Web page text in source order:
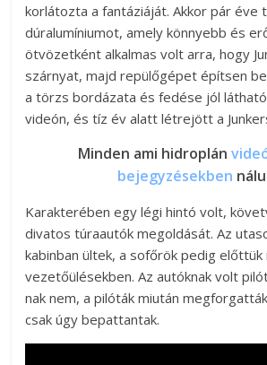
korlátozta a fantáziáját. Akkor pár éve
dúralumíniumot, amely könnyebb és
ötvözetként alkalmas volt arra, hogy
szárnyat, majd repülőgépet építsen
a törzs bordázata és fedése jól
videón, és tíz év alatt létrejött a
Minden ami hidroplán
bejegyzésekben
Karakterében egy légi hintó volt,
divatos túraautók megoldását. Az
kabinban ültek, a sofőrök pedig
vezetőülésekben. Az autóknak volt
nak nem, a pilóták miután
csak úgy bepattantak.